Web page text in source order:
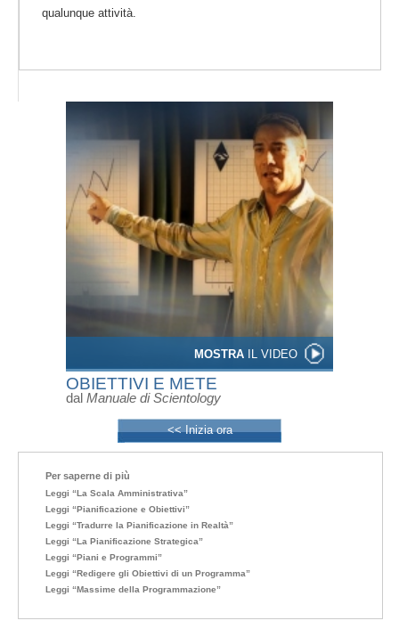
MOSTRA IL VIDEO
OBIETTIVI E METE
dal Manuale di Scientology
<< Inizia ora
qualunque attività.
Per saperne di più
Leggi “La Scala Amministrativa”
Leggi “Pianificazione e Obiettivi”
Leggi “Tradurre la Pianificazione in Realtà”
Leggi “La Pianificazione Strategica”
Leggi “Piani e Programmi”
Leggi “Redigere gli Obiettivi di un Programma”
Leggi “Massime della Programmazione”